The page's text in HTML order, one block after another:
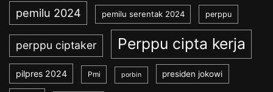
pemilu 2024 pemilu serentak 2024 perppu
perppu ciptaker Perppu cipta kerja
pilpres 2024 Pmi porbin presiden jokowi